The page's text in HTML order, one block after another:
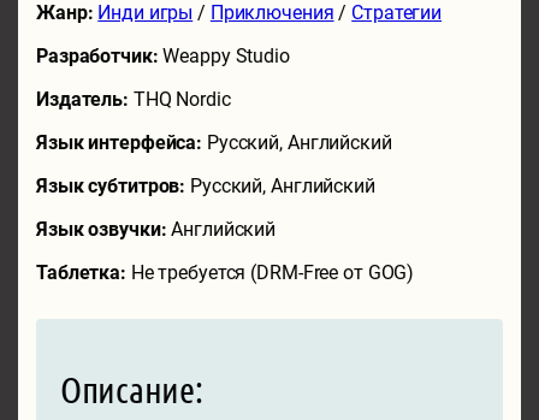
Жанр: Инди игры / Приключения / Стратегии
Разработчик:Weappy Studio
Издатель: THQ Nordic
Язык интерфейса: Русский, Английский
Язык субтитров: Русский, Английский
Язык озвучки:Английский
Таблетка: Не требуется (DRM-Free от GOG)
Описание: